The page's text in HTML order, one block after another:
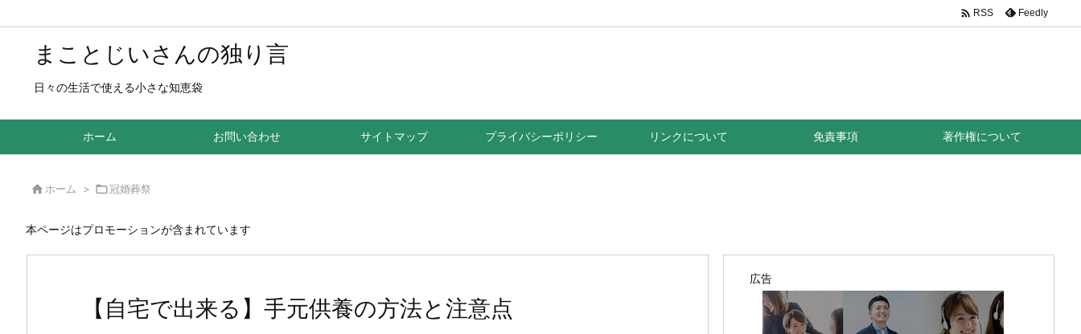
まことじいさんの独り言
日々の生活で使える小さな知恵袋
ホーム お問い合わせ サイトマップ プライバシーポリシー リンクについて 免責事項 著作権について
 RSS Feedly
 ホーム > 冠婚葬祭
本ページはプロモーションが含まれています
【自宅で出来る】手元供養の方法と注意点
広告